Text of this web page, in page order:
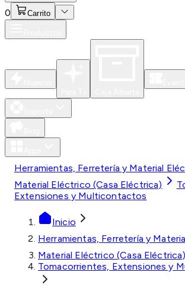
0 Carrito
Herramientas, Ferretería y Material
Material Eléctrico (Casa Eléctrica)
Extensiones y Multicontactos
Inicio
Herramientas, Ferretería y
Material Eléctrico (Casa Eléctrica)
Tomacorrientes, Extensiones y